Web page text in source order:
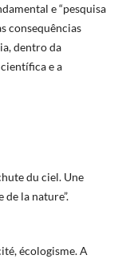
e “pesquisa
consequências
dentro da
e a
du ciel. Une
la nature”.
écologisme. A